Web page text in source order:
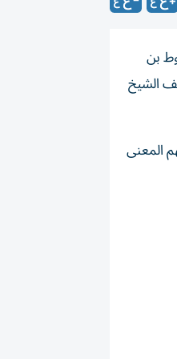
بن
الشيخ
المعنى